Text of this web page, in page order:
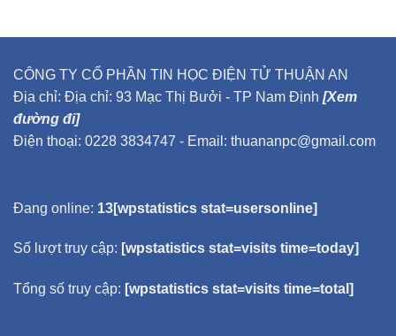
CÔNG TY CỔ PHẦN TIN HỌC ĐIỆN TỬ THUẬN AN
Địa chỉ: Địa chỉ: 93 Mạc Thị Bưởi - TP Nam Định [Xem
đường đi]
Điện thoại: 0228 3834747 - Email: thuananpc@gmail.com
Đang online: 13[wpstatistics stat=usersonline]
Số lượt truy cập: [wpstatistics stat=visits time=today]
Tổng số truy cập: [wpstatistics stat=visits time=total]